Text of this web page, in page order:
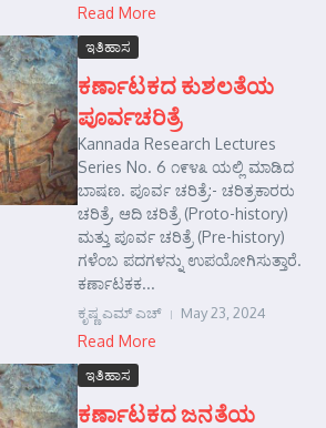
Read More
ಇತಿಹಾಸ
ಕರ್ಣಾಟಕದ ಕುಶಲತೆಯ
ಪೂರ್ವಚರಿತ್ರೆ
Kannada Research Lectures
Series No. 6 ೧೯೪೩ ಯಲ್ಲಿ ಮಾಡಿದ
ಬಾಷಣ. ಪೂರ್ವ ಚರಿತ್ರೆ:- ಚರಿತ್ರಕಾರರು
ಚರಿತ್ರೆ, ಆದಿ ಚರಿತ್ರೆ (Proto-history)
ಮತ್ತು ಪೂರ್ವ ಚರಿತ್ರೆ (Pre-history)
ಗಳೆಂಬ ಪದಗಳನ್ನು ಉಪಯೋಗಿಸುತ್ತಾರೆ.
ಕರ್ಣಾಟಕಕ...
ಕೃಷ್ಣ ಎಮ್ ಎಚ್ May 23, 2024
Read More
ಇತಿಹಾಸ
ಕರ್ಣಾಟಕದ ಜನತೆಯ